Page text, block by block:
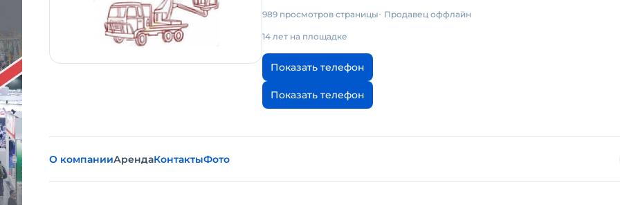
989 просмотров страницы Продавец оффлайн
14 лет на площадке
Показать телефон
Показать телефон
О компанииАрендаКонтактыФото